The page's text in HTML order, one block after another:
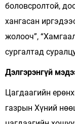
боловсролтой,
хангасан
жолооч”,
сургалтад
Дэлгэрэнгүй
Цагдаагийн
газрын Хүний